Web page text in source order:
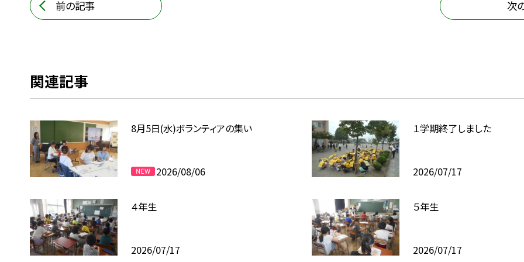
前の記事 次
関連記事
8月5日(水)ボランティアの集い
2026/08/06
１学期終了しました
2026/07/17
４年生
2026/07/17
５年生
2026/07/17